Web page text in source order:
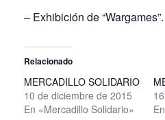
– Exhibición de “Wargames”.
Relacionado
MERCADILLO SOLIDARIO
10 de diciembre de 2015
En «Mercadillo Solidario»